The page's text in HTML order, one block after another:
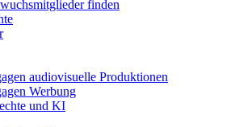
finden
audiovisuelle Produktionen
Werbung
und KI